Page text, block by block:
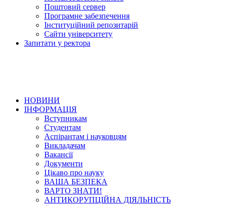
Поштовий сервер
Програмне забезпечення
Інституційний репозитарій
Сайти університету
Запитати у ректора
НОВИНИ
ІНФОРМАЦІЯ
Вступникам
Студентам
Аспірантам і науковцям
Викладачам
Вакансії
Документи
Цікаво про науку
ВАША БЕЗПЕКА
ВАРТО ЗНАТИ!
АНТИКОРУПЦІЙНА ДІЯЛЬНІСТЬ